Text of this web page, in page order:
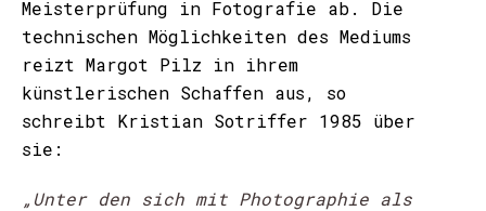
Meisterprüfung in Fotografie ab. Die
technischen Möglichkeiten des Mediums
reizt Margot Pilz in ihrem
künstlerischen Schaffen aus, so
schreibt Kristian Sotriffer 1985 über
sie:
„Unter den sich mit Photographie als